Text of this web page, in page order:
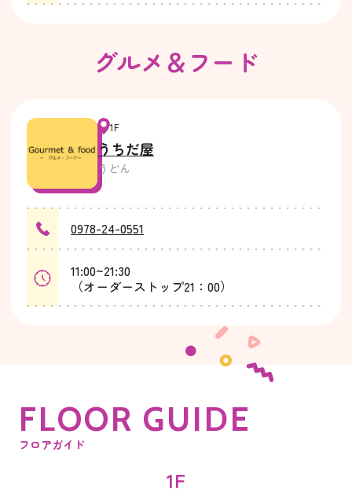
グルメ＆フード
1F
うちだ屋
うどん
0978-24-0551
11:00~21:30
（オーダーストップ21：00）
FLOOR GUIDE
フロアガイド
1F